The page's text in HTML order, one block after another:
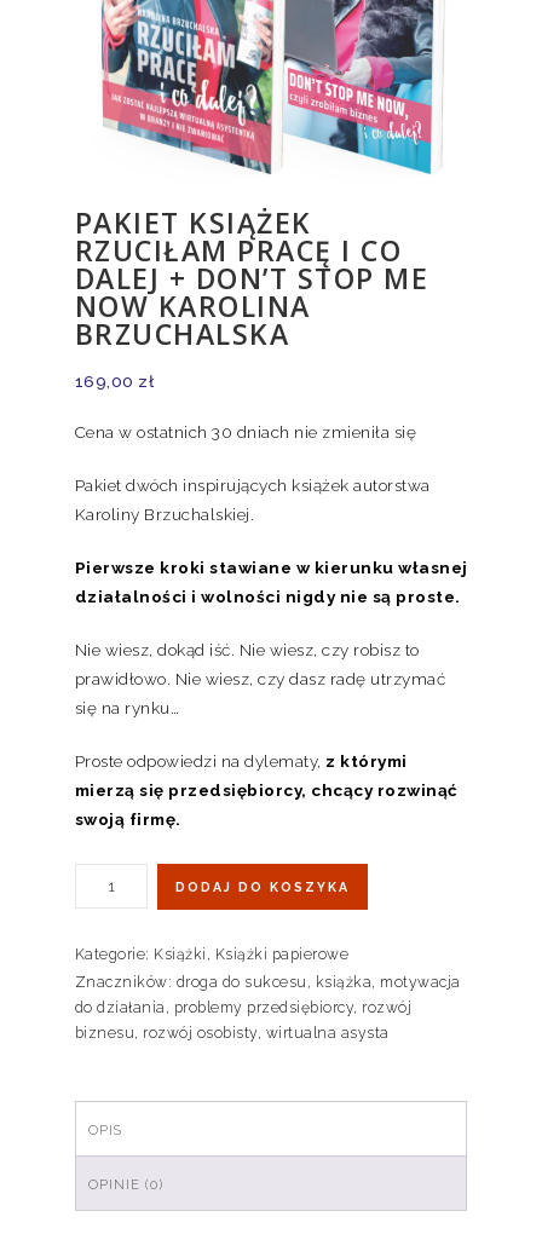
PAKIET KSIĄŻEK
RZUCIŁAM PRACĘ I CO
DALEJ + DON’T STOP ME
NOW KAROLINA
BRZUCHALSKA
169,00 zł
Cena w ostatnich 30 dniach nie zmieniła się
Pakiet dwóch inspirujących książek autorstwa
Karoliny Brzuchalskiej.
Pierwsze kroki stawiane w kierunku własnej
działalności i wolności nigdy nie są proste.
Nie wiesz, dokąd iść. Nie wiesz, czy robisz to
prawidłowo. Nie wiesz, czy dasz radę utrzymać
się na rynku…
Proste odpowiedzi na dylematy, z którymi
mierzą się przedsiębiorcy, chcący rozwinąć
swoją firmę.
DODAJ DO KOSZYKA
Kategorie: Książki , Książki papierowe
Znaczników: droga do sukcesu , książka, motywacja
do działania , problemy przedsiębiorcy, rozwój
biznesu, rozwój osobisty, wirtualna asysta
OPIS
OPINIE (0)